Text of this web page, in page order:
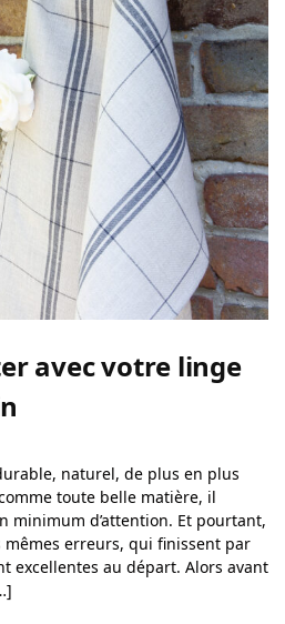
avec votre linge
naturel, de plus en plus
toute belle matière, il
minimum d’attention. Et pourtant,
erreurs, qui finissent par
excellentes au départ. Alors avant